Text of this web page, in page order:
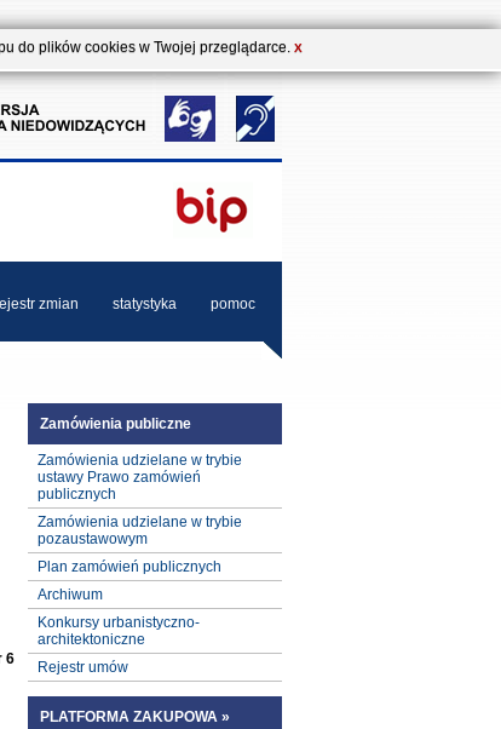
do plików cookies w Twojej przeglądarce. X
zmian statystyka pomoc
6
Zamówienia publiczne
Zamówienia udzielane w trybie
ustawy Prawo zamówień
publicznych
Zamówienia udzielane w trybie
pozaustawowym
Plan zamówień publicznych
Archiwum
Konkursy urbanistyczno-
architektoniczne
Rejestr umów
PLATFORMA ZAKUPOWA »